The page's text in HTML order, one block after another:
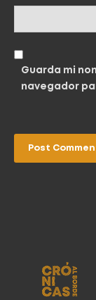
Guarda mi
navegador